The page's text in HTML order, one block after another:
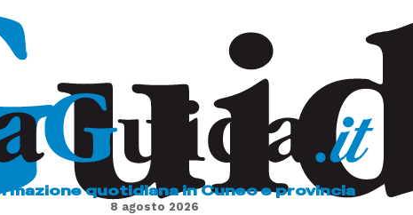
quotidiana in Cuneo e provincia
8 agosto 2026